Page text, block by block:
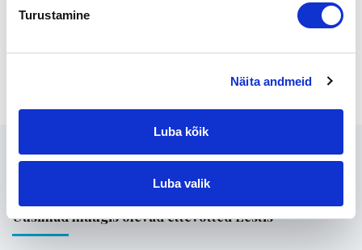
Turustamine
Näita andmeid
Luba kõik
Luba valik
Tilaisuus on osallistujille maksuton.
Seotud
Uusimad müügis olevad ettevõtted Eestis